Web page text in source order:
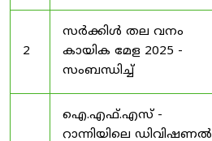
2
സർക്കിൾ തല വനം
കായിക മേള 2025 -
സംബന്ധിച്ച്
ഐ.എഫ്.എസ് -
റാന്നിയിലെ ഡിവിഷണൽ